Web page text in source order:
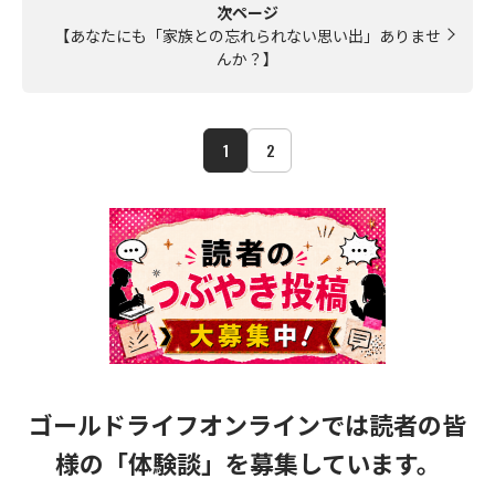
次ページ
【あなたにも「家族との忘れられない思い出」ありませ
んか？】
1 2
ゴールドライフオンラインでは読者の皆
様の 「体験談」を募集しています。